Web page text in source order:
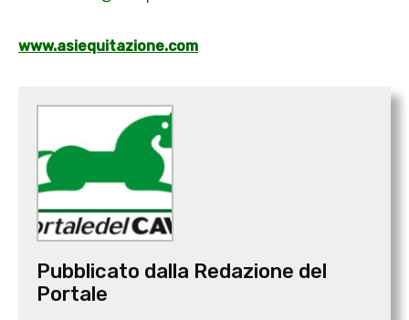
www.asiequitazione.com
Pubblicato dalla Redazione del
Portale